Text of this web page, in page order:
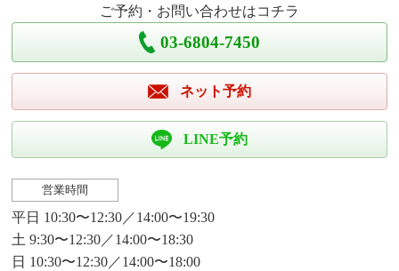
ご予約・お問い合わせはコチラ
03-6804-7450
ネット予約
LINE予約
営業時間
平日 10:30〜12:30／14:00〜19:30
土 9:30〜12:30／14:00〜18:30
日 10:30〜12:30／14:00〜18:00